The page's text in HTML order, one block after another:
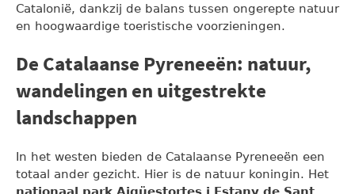
Catalonië, dankzij de balans tussen ongerepte natuur
en hoogwaardige toeristische voorzieningen.
De Catalaanse Pyreneeën: natuur,
wandelingen en uitgestrekte
landschappen
In het westen bieden de Catalaanse Pyreneeën een
totaal ander gezicht. Hier is de natuur koningin. Het